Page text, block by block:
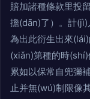
賠加諸種條款里投
擔(dān)了）。計
為出此衍生出來
(xiǎn)第種的時
累如以保常自兜彌
止并無(wú)制限像